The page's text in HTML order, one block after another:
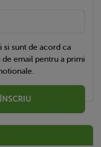
si sunt de acord ca
email pentru a primi